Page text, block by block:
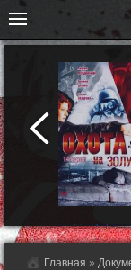
Главная »